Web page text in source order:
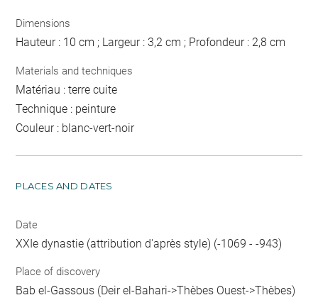
Dimensions
Hauteur : 10 cm ; Largeur : 3,2 cm ; Profondeur : 2,8 cm
Materials and techniques
Matériau : terre cuite
Technique : peinture
Couleur : blanc-vert-noir
PLACES AND DATES
Date
XXIe dynastie (attribution d'après style) (-1069 - -943)
Place of discovery
Bab el-Gassous (Deir el-Bahari->Thèbes Ouest->Thèbes)